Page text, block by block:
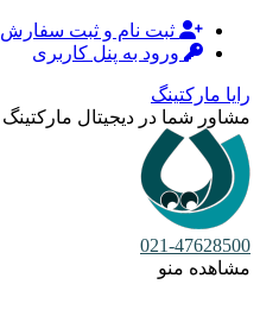
ثبت نام و ثبت سفارش
ورود به پنل کاربری
رایا مارکتینگ
مشاور شما در دیجیتال مارکتینگ
021-47628500
مشاهده منو